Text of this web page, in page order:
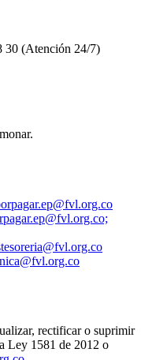
30 (Atención 24/7)
rectificar o suprimir
Ley 1581 de 2012 o